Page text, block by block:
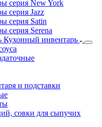
серия Tokio
серия Toscana
серия Vals
серия Vinci
серия Viola
серия Аляска
серия Колобок
серия М188
серия Стреза
серия Iris
серия New York
серия Jazz
серия Satin
серия Serena